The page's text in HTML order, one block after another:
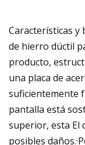
Características y
de hierro dúctil
producto,
una placa de
suficientemente
pantalla está
superior, esta El
posibles